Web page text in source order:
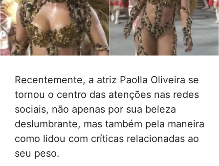
Recentemente, a atriz Paolla Oliveira se
tornou o centro das atenções nas redes
sociais, não apenas por sua beleza
deslumbrante, mas também pela maneira
como lidou com críticas relacionadas ao
seu peso.